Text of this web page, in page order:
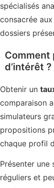
spécialisés
consacrée
dossiers
Comment
d’intérêt ?
Obtenir un
comparaison
simulateurs
propositions
chaque profil
Présenter une
réguliers et